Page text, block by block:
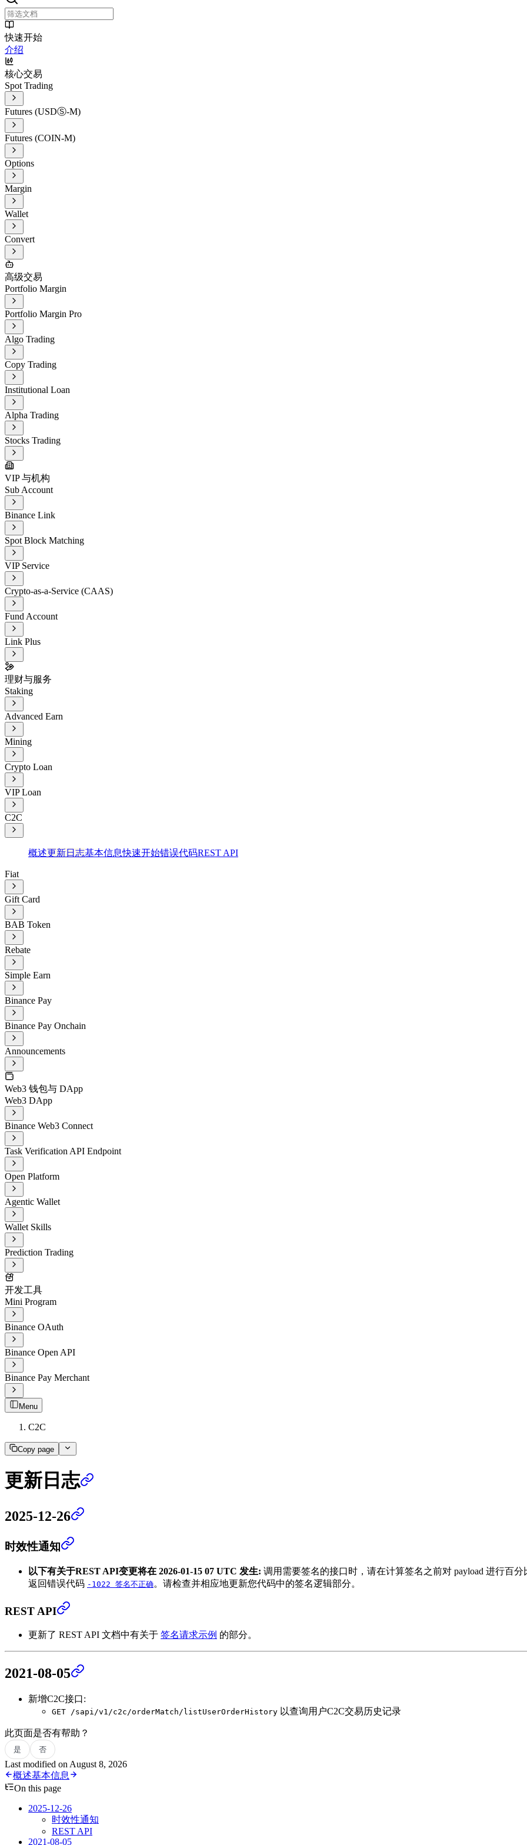
快速开始
介绍
核心交易
Spot Trading
Futures (USDⓈ-M)
Futures (COIN-M)
Options
Margin
Wallet
Convert
高级交易
Portfolio Margin
Portfolio Margin Pro
Algo Trading
Copy Trading
Institutional Loan
Alpha Trading
Stocks Trading
VIP 与机构
Sub Account
Binance Link
Spot Block Matching
VIP Service
Crypto-as-a-Service (CAAS)
Fund Account
Link Plus
理财与服务
Staking
Advanced Earn
Mining
Crypto Loan
VIP Loan
C2C
概述更新日志基本信息快速开始错误代码REST API
Fiat
Gift Card
BAB Token
Rebate
Simple Earn
Binance Pay
Binance Pay Onchain
Announcements
Web3 钱包与 DApp
Web3 DApp
Binance Web3 Connect
Task Verification API Endpoint
Open Platform
Agentic Wallet
Wallet Skills
Prediction Trading
开发工具
Mini Program
Binance OAuth
Binance Open API
Binance Pay Merchant
Menu
C2C
Copy page
更新日志
2025-12-26
时效性通知
以下有关于REST API变更将在 2026-01-15 07 UTC 发生: 调用需要签名的接口时，请在计算签名之前对 payload 进行百
返回错误代码 -1022 签名不正确。请检查并相应地更新您代码中的签名逻辑部分。
REST API
更新了 REST API 文档中有关于 签名请求示例 的部分。
2021-08-05
新增C2C接口:
GET /sapi/v1/c2c/orderMatch/listUserOrderHistory 以查询用户C2C交易历史记录
此页面是否有帮助？
是 否
Last modified on August 8, 2026
概述基本信息
On this page
2025-12-26
时效性通知
REST API
2021-08-05